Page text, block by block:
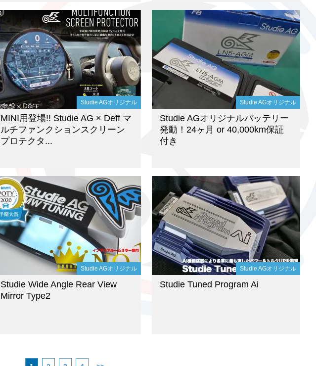
Studie AGオリジナル
MINI用登場!! Studie AG × Deff マ
ルチファンクションスクリーン
プロテクタ...
Studie AGオリジナル
Studie AGオリジナルバッテリー
発動！24ヶ月 or 40,000km保証
付き
Studie AGオリジナル
Studie Wide Angle Rear View
Mirror Type2
Studie AGオリジナル
Studie Tuned Program Ai